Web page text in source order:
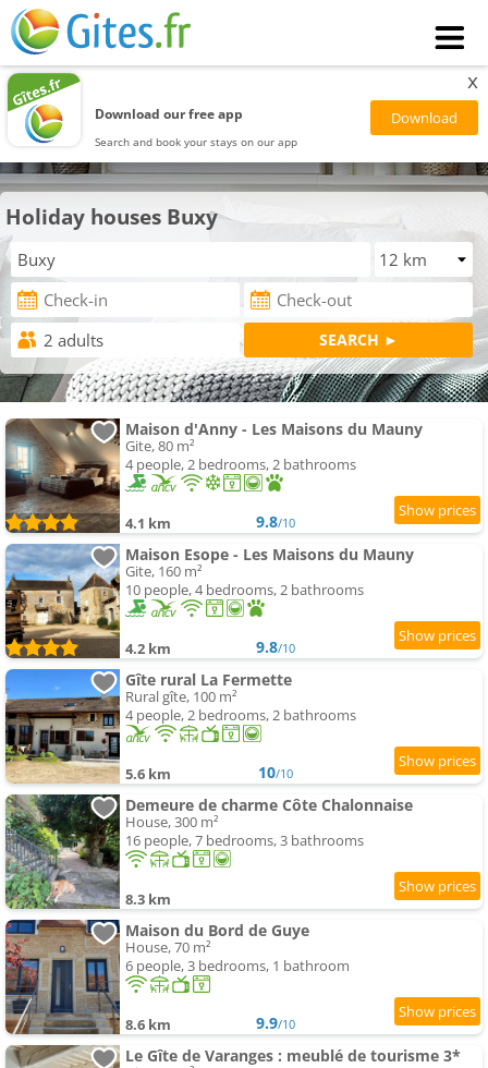
Download our free app
Search and book your stays on our app
x
Holiday houses Buxy
Maison d'Anny - Les Maisons du Mauny
Gite, 80 m²
4 people, 2 bedrooms, 2 bathrooms
4.1 km 9.8/10
Maison Esope - Les Maisons du Mauny
Gite, 160 m²
10 people, 4 bedrooms, 2 bathrooms
4.2 km 9.8/10
Gîte rural La Fermette
Rural gîte, 100 m²
4 people, 2 bedrooms, 2 bathrooms
5.6 km 10/10
Demeure de charme Côte Chalonnaise
House, 300 m²
16 people, 7 bedrooms, 3 bathrooms
8.3 km
Maison du Bord de Guye
House, 70 m²
6 people, 3 bedrooms, 1 bathroom
8.6 km 9.9/10
Le Gîte de Varanges : meublé de tourisme 3*